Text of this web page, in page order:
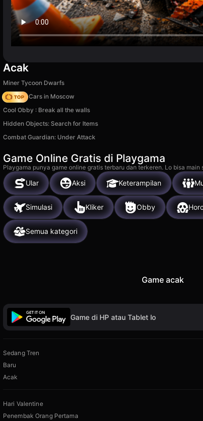
Acak
Miner Tycoon Dwarfs
Race On Cars in Moscow
Cool Obby : Break all the walls
Hidden Objects: Search for Items
Combat Guardian: Under Attack
Game Online Gratis di Playgama
Playgama punya game online gratis terbaru dan terkeren. Lo bisa
Ular Aksi Keterampilan
Simulasi Kliker Obby
Semua kategori
Game acak
Game di HP atau Tablet lo
Sedang Tren
Baru
Acak
Hari Valentine
Penembak Orang Pertama